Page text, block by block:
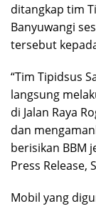
ditangkap tim
Banyuwangi
tersebut
“Tim Tipidsus
langsung
di Jalan Raya
dan
berisikan BBM
Press Release,
Mobil yang